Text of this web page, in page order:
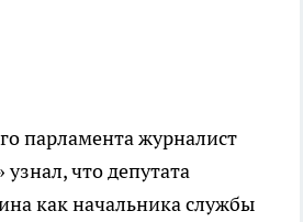
парламента журналист
что депутата
как начальника службы